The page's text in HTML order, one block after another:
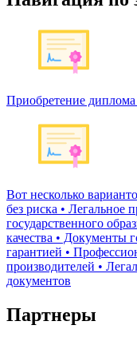
Приобретение диплома
Вот несколько
без риска • Легальное
государственного
качества • Документы
гарантией •
производителей •
документов
Партнеры